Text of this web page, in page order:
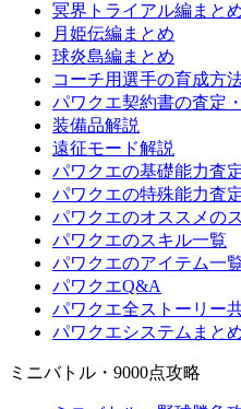
冥界トライアル編まと
月姫伝編まとめ
球炎島編まとめ
コーチ用選手の育成方
パワクエ契約書の査定
装備品解説
遠征モード解説
パワクエの基礎能力査
パワクエの特殊能力査
パワクエのオススメの
パワクエのスキル一覧
パワクエのアイテム一
パワクエQ&A
パワクエ全ストーリー
パワクエシステムまと
ミニバトル・9000点攻略